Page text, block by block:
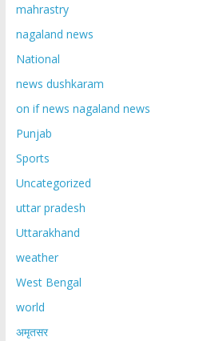
mahrastry
nagaland news
National
news dushkaram
on if news nagaland news
Punjab
Sports
Uncategorized
uttar pradesh
Uttarakhand
weather
West Bengal
world
अमृतसर